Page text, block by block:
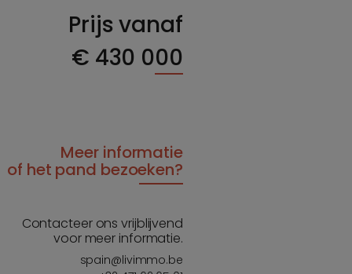
Prijs vanaf
€ 430 000
Meer informatie
of het pand bezoeken?
Contacteer ons vrijblijvend
voor meer informatie.
spain@livimmo.be